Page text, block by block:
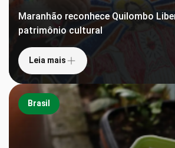
Maranhão reconhece Quilombo
patrimônio cultural
Leia mais
Brasil